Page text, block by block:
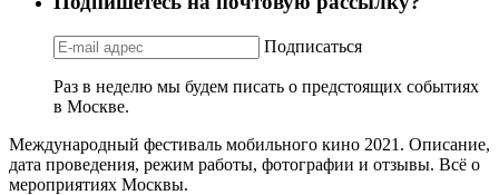
Подписаться
Раз в неделю мы будем писать о предстоящих событиях
в Москве.
Международный фестиваль мобильного кино 2021. Описание,
дата проведения, режим работы, фотографии и отзывы. Всё о
мероприятиях Москвы.